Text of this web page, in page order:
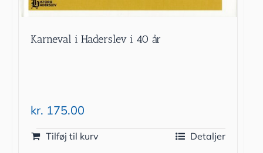
Karneval i Haderslev i 40 år
kr. 175.00
Tilføj til kurv Detaljer